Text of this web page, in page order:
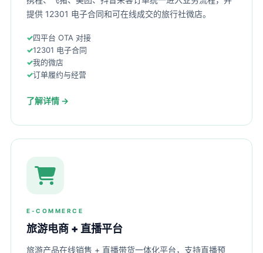
提供 12301 电子合同和可在线成交的旅行社微店。
四平台 OTA 对接
12301 电子合同
我的微店
订单履约与经营
了解详情 →
E-COMMERCE
旅游电商 + 直播平台
旅游产品在线销售 + 直播带货一体化平台，支持直播预